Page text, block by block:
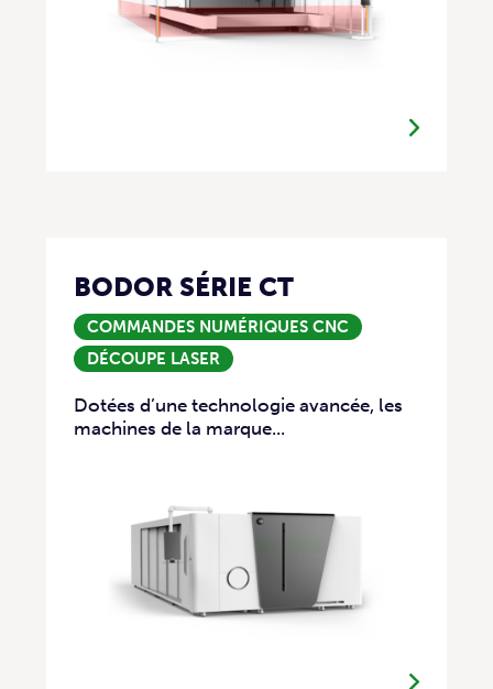
BODOR SÉRIE CT
COMMANDES NUMÉRIQUES CNC
DÉCOUPE LASER
Dotées d’une technologie avancée, les
machines de la marque...